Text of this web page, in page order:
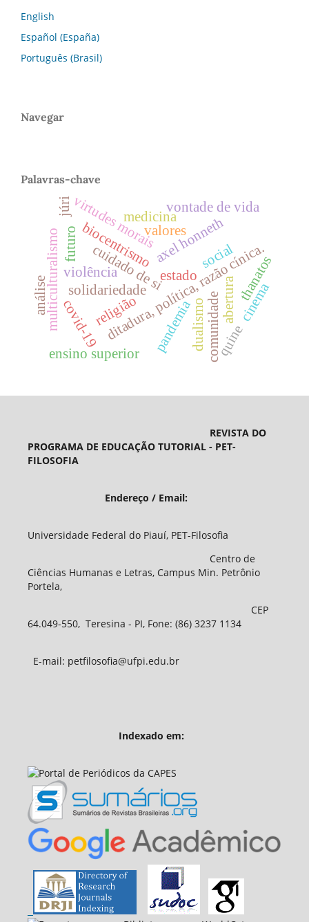
English
Español (España)
Português (Brasil)
Navegar
Palavras-chave
cuidado de si
violênciaditadura, política, razão cínica.
axel honneth
solidariedade
estado
comunidade
biocentrismo
virtudes morais
religião
medicina
dualismo
thanatos
vontade de vida
futuro
pandemia
covid-19
valores
abertura
multiculturalismo
análise
ensino superior
social
quine
júri
cinema
REVISTA DO
PROGRAMA DE EDUCAÇÃO TUTORIAL - PET-
FILOSOFIA
Endereço / Email:
Universidade Federal do Piauí, PET-Filosofia
Centro de
Ciências Humanas e Letras, Campus Min. Petrônio
Portela,
CEP
64.049-550, Teresina - PI, Fone: (86) 3237 1134
E-mail: petfilosofia@ufpi.edu.br
Indexado em: